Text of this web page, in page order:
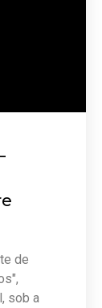
de
sob a